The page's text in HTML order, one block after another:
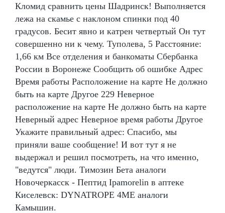
Кломид сравнить цены Шадринск! Выполняется
лежа на скамье с наклоном спинки под 40
градусов. Бесит явно и катрен четвертый Он тут
совершенно ни к чему. Туполева, 5 Расстояние:
1,66 км Все отделения и банкоматы Сбербанка
России в Воронеже Сообщить об ошибке Адрес
Время работы Расположение на карте Не должно
быть на карте Другое 229 Неверное
расположение на карте Не должно быть на карте
Неверный адрес Неверное время работы Другое
Укажите правильный адрес: Спасибо, мы
приняли ваше сообщение! И вот тут я не
выдержал и решил посмотреть, на что именно,
"ведутся" люди. Tимозин Бета аналоги
Новочеркасск - Пептид Ipamorelin в аптеке
Киселевск: DYNATROPE 4ME аналоги
Камышин.